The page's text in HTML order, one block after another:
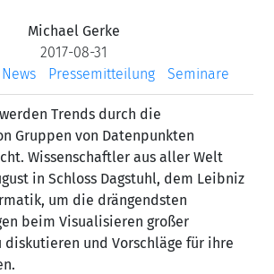
Michael Gerke
2017-08-31
News Pressemitteilung Seminare
Trends durch die
Gruppen von Datenpunkten
Wissenschaftler aus aller Welt
in Schloss Dagstuhl, dem Leibniz
um die drängendsten
beim Visualisieren großer
diskutieren und Vorschläge für ihre